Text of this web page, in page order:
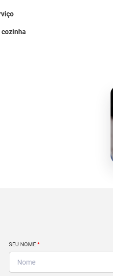
SEU NOME *